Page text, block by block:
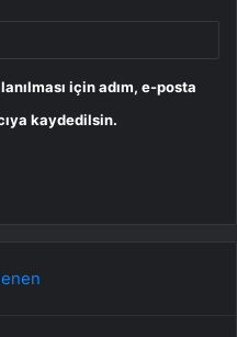
için adım, e-posta
kaydedilsin.